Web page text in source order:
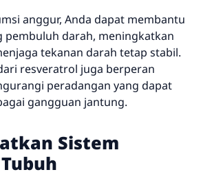
anggur, Anda dapat membantu
pembuluh darah, meningkatkan
tekanan darah tetap stabil.
resveratrol juga berperan
peradangan yang dapat
gangguan jantung.
Sistem